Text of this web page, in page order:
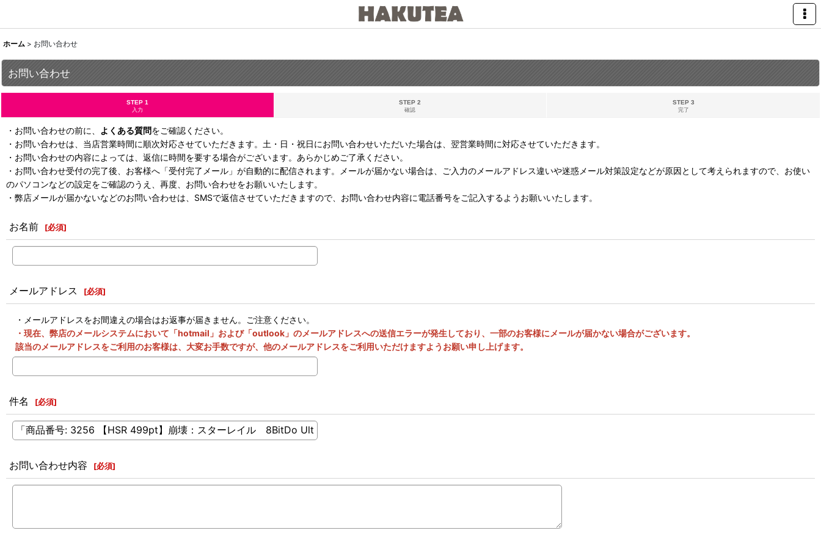
ホーム > お問い合わせ
お問い合わせ
STEP 1
入力
STEP 2
確認
STEP 3
完了
・お問い合わせの前に、 よくある質問をご確認ください。
・お問い合わせは、当店営業時間に順次対応させていただきます。土・日・祝日にお問い合わせいただいた場合は、翌営業時間に対応させていただきます。
・お問い合わせの内容によっては、返信に時間を要する場合がございます。あらかじめご了承ください。
・お問い合わせ受付の完了後、お客様へ「受付完了メール」が自動的に配信されます。メールが届かない場合は、ご入力のメールアドレス違いや迷惑メール対策設定などが原因として考えられますので、お使い
のパソコンなどの設定をご確認のうえ、再度、お問い合わせをお願いいたします。
・弊店メールが届かないなどのお問い合わせは、SMSで返信させていただきますので、お問い合わせ内容に電話番号をご記入するようお願いいたします。
お名前 [必須]
メールアドレス [必須]
・メールアドレスをお間違えの場合はお返事が届きません。ご注意ください。
・現在、弊店のメールシステムにおいて「hotmail」および「outlook」のメールアドレスへの送信エラーが発生しており、一部のお客様にメールが届かない場合がございます。
該当のメールアドレスをご利用のお客様は、大変お手数ですが、他のメールアドレスをご利用いただけますようお願い申し上げます。
件名 [必須]
お問い合わせ内容 [必須]